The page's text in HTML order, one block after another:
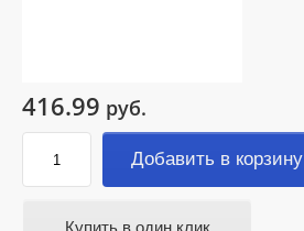
416.99 руб.
Добавить в корзину